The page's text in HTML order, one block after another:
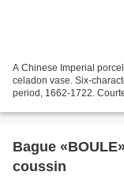
A Chinese Imperial
celadon vase. Six-
period, 1662-1722.
Bague
coussin